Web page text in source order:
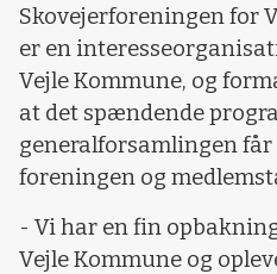
Skovejerforeningen for
er en
Vejle Kommune, og
at det spændende
generalforsamlingen
foreningen og
- Vi har en fin
Vejle Kommune og